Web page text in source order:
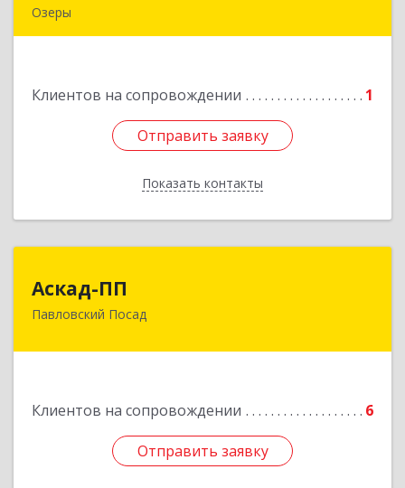
Озеры
Клиентов на сопровождении 1
Отправить заявку
Показать контакты
Подробнее
Отправить заявку
Назад
Аскад-ПП
Павловский Посад
Клиентов на сопровождении 6
Отправить заявку
142500, Московская обл, Павловский Посад г,
Отправить заявку